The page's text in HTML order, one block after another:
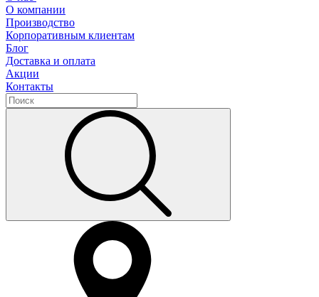
О компании
Производство
Корпоративным клиентам
Блог
Доставка и оплата
Акции
Контакты